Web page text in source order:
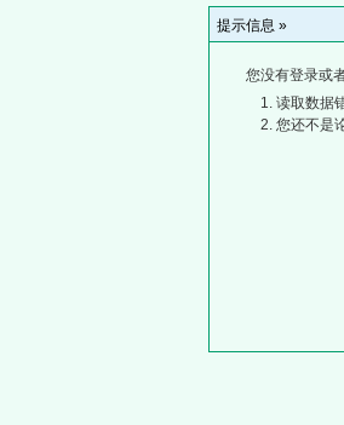
提示信息 »
您没有登录或
读取数据
您还不是